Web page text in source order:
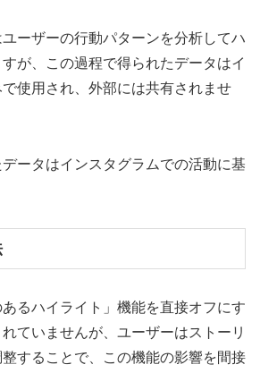
ーザーの行動パターンを分析してハ
が、この過程で得られたデータはイ
使用され、外部には共有されませ
ータはインスタグラムでの活動に基
あるハイライト」機能を直接オフにす
ていませんが、ユーザーはストーリ
することで、この機能の影響を間接